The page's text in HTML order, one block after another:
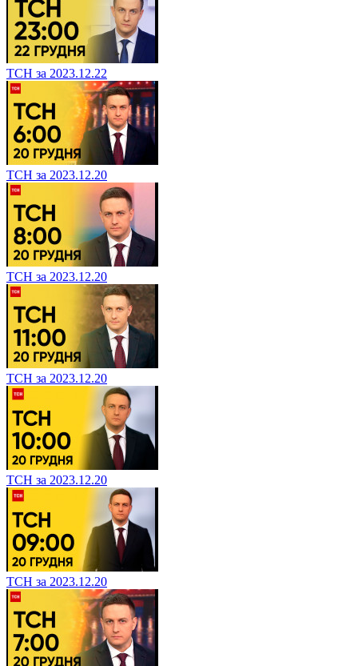
ТСН за 2023.12.22
ТСН за 2023.12.20
ТСН за 2023.12.20
ТСН за 2023.12.20
ТСН за 2023.12.20
ТСН за 2023.12.20